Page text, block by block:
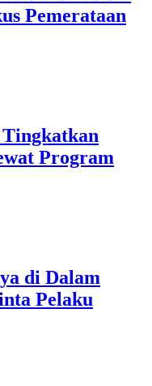
Pemerataan
Program
di Dalam
Pelaku